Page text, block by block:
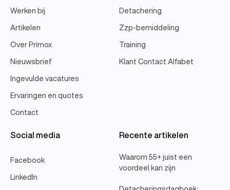
Werken bij
Artikelen
Over Primox
Nieuwsbrief
Ingevulde vacatures
Ervaringen en quotes
Contact
Detachering
Zzp-bemiddeling
Training
Klant Contact Alfabet
Social media
Facebook
LinkedIn
Recente artikelen
Waarom 55+ juist een
voordeel kan zijn